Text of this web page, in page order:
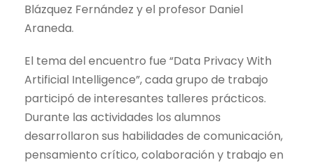
Blázquez Fernández y el profesor Daniel
Araneda.
El tema del encuentro fue “Data Privacy With
Artificial Intelligence”, cada grupo de trabajo
participó de interesantes talleres prácticos.
Durante las actividades los alumnos
desarrollaron sus habilidades de comunicación,
pensamiento crítico, colaboración y trabajo en